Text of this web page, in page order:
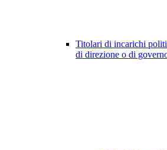
Titolari di incarichi
di direzione o di